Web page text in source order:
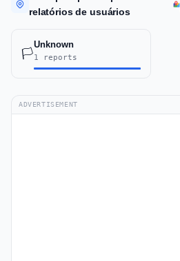
relatórios de usuários
🏳️
Unknown
1 reports
ADVERTISEMENT